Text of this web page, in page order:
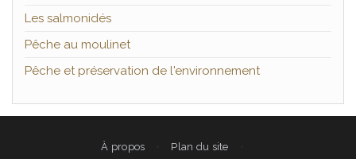
Les salmonidés
Pêche au moulinet
Pêche et préservation de l'environnement
À propos
Plan du site